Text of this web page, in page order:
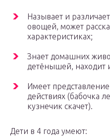
Называет и
овощей, может
характеристиках;
Знает домашних
детёнышей, находит
Имеет
действиях (бабочка
кузнечик скачет).
Дети в 4 года умеют: